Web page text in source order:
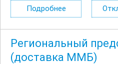
будете делать:
депозитным продуктам на
Подробнее
Региональный
(доставка ММБ)